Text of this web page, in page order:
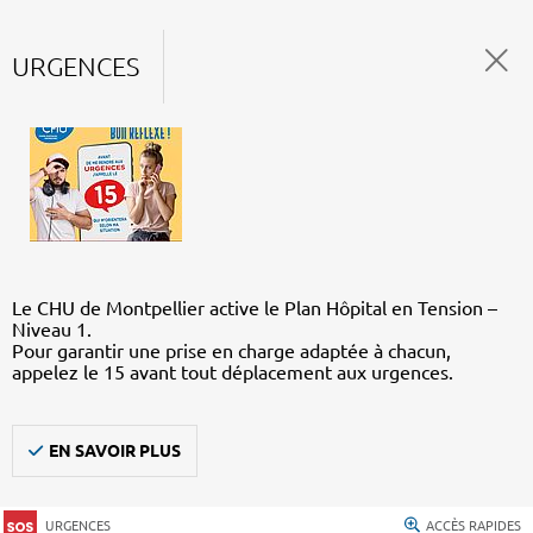
URGENCES
Le CHU de Montpellier active le Plan Hôpital en Tension –
Niveau 1.
Pour garantir une prise en charge adaptée à chacun,
appelez le 15 avant tout déplacement aux urgences.
EN SAVOIR PLUS
URGENCES ACCÈS RAPIDES